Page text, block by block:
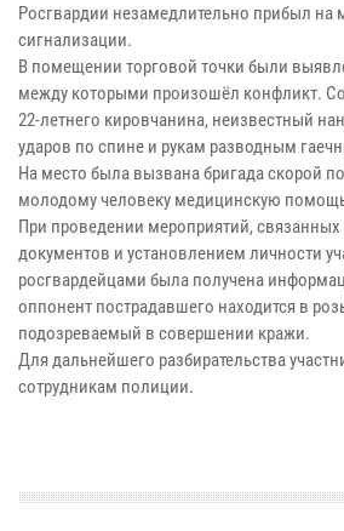
Росгвардии незамедлительно прибыл на
сигнализации.
В помещении торговой точки были
между которыми произошёл конфликт.
22-летнего кировчанина, неизвестный
ударов по спине и рукам разводным
На место была вызвана бригада скорой
молодому человеку медицинскую
При проведении мероприятий, связанных
документов и установлением личности
росгвардейцами была получена
оппонент пострадавшего находится в
подозреваемый в совершении кражи.
Для дальнейшего разбирательства
сотрудникам полиции.